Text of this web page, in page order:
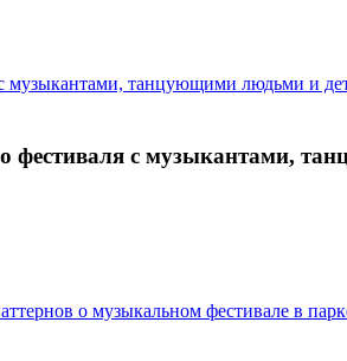
фестиваля с музыкантами,